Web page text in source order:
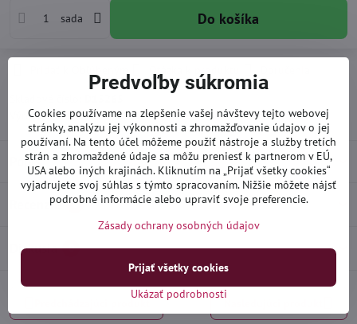
sada Do košíka
Výrobca:Heko
Popis
Recenzie 0
Diskusia 0
Predvoľby súkromia
Cookies používame na zlepšenie vašej návštevy tejto webovej
stránky, analýzu jej výkonnosti a zhromažďovanie údajov o jej
používaní. Na tento účel môžeme použiť nástroje a služby tretích
strán a zhromaždené údaje sa môžu preniesť k partnerom v EÚ,
USA alebo iných krajinách. Kliknutím na „Prijať všetky cookies“
vyjadrujete svoj súhlas s týmto spracovaním. Nižšie môžete nájsť
podrobné informácie alebo upraviť svoje preferencie.
Zásady ochrany osobných údajov
Ukázať podrobnosti
Prijať všetky cookies